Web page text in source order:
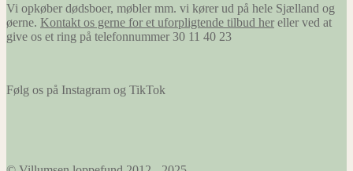
Vi opkøber dødsboer, møbler mm. vi kører ud på hele Sjælland og
øerne. Kontakt os gerne for et uforpligtende tilbud her eller ved at
give os et ring på telefonnummer 30 11 40 23
Følg os på Instagram og TikTok
dig i.
cookies
websites.